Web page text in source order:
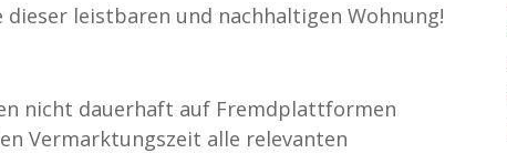
dieser leistbaren und nachhaltigen Wohnung!
nicht dauerhaft auf Fremdplattformen
Vermarktungszeit alle relevanten